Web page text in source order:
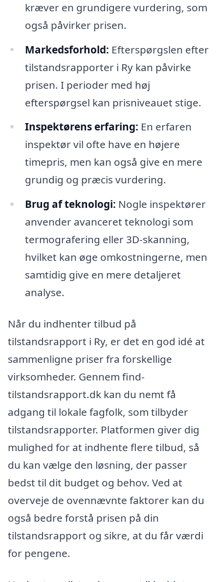
kræver en grundigere vurdering, som
også påvirker prisen.
Markedsforhold: Efterspørgslen efter
tilstandsrapporter i Ry kan påvirke
prisen. I perioder med høj
efterspørgsel kan prisniveauet stige.
Inspektørens erfaring: En erfaren
inspektør vil ofte have en højere
timepris, men kan også give en mere
grundig og præcis vurdering.
Brug af teknologi: Nogle inspektører
anvender avanceret teknologi som
termografering eller 3D-skanning,
hvilket kan øge omkostningerne, men
samtidig give en mere detaljeret
analyse.
Når du indhenter tilbud på
tilstandsrapport i Ry, er det en god idé at
sammenligne priser fra forskellige
virksomheder. Gennem find-
tilstandsrapport.dk kan du nemt få
adgang til lokale fagfolk, som tilbyder
tilstandsrapporter. Platformen giver dig
mulighed for at indhente flere tilbud, så
du kan vælge den løsning, der passer
bedst til dit budget og behov. Ved at
overveje de ovennævnte faktorer kan du
også bedre forstå prisen på din
tilstandsrapport og sikre, at du får værdi
for pengene.